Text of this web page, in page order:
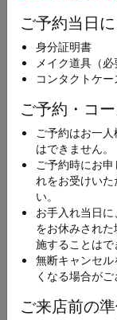
ご予約当日
身分証明書
メイク道具（
コンタクトケ
ご予約・コ
ご予約はお一
はできません。
ご予約時にお
れをお受けい
い。
お手入れ当日
をお休みされ
施することはで
無断キャンセ
くなる場合がご
ご来店前の
スマホ・携帯メール
場合は迷惑メールフ
必須 メニュー
[100円CP]全
付き)
必須 エリア
必須 店舗